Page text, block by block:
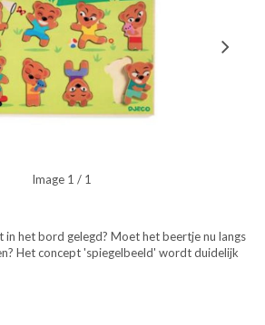
Image 1 / 1
in het bord gelegd? Moet het beertje nu langs
Het concept 'spiegelbeeld' wordt duidelijk